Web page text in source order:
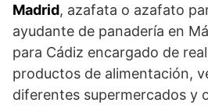
Madrid, azafata o azafato
ayudante de panadería en
para Cádiz encargado de
productos de alimentación,
diferentes supermercados y